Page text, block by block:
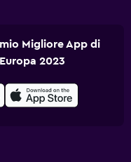
Migliore App di
2023